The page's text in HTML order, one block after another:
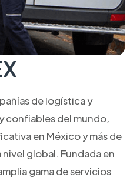
de logística y
confiables del mundo,
en México y más de
global. Fundada en
gama de servicios